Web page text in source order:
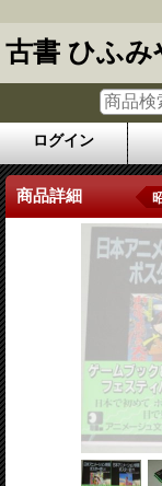
古書 ひふみ
ログイン
商品詳細